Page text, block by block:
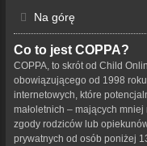
Na górę
Co to jest COPPA?
COPPA, to skrót od Child
obowiązującego od 1998
internetowych, które
małoletnich – mających
zgody rodziców lub
prywatnych od osób poniżej